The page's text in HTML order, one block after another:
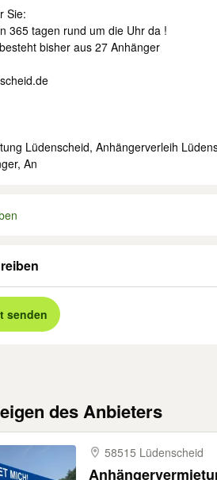
Sie:
365 tagen rund um die Uhr da !
bisher aus 27 Anhänger
Lüdenscheid, Anhängerverleih
An
senden
des Anbieters
58515 Lüdenscheid